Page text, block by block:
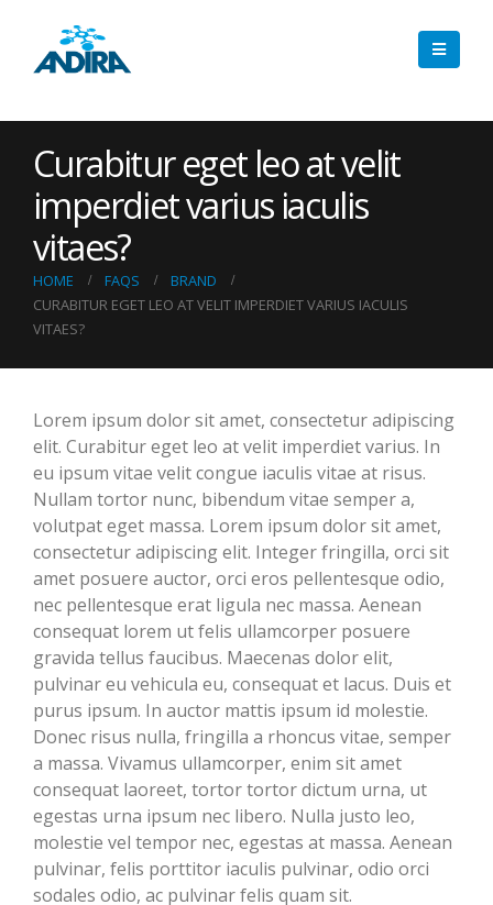
Curabitur eget leo at velit
imperdiet varius iaculis
vitaes?
HOME FAQS
BRAND
CURABITUR EGET LEO AT VELIT IMPERDIET VARIUS IACULIS
VITAES?
Lorem ipsum dolor sit amet, consectetur adipiscing
elit. Curabitur eget leo at velit imperdiet varius. In
eu ipsum vitae velit congue iaculis vitae at risus.
Nullam tortor nunc, bibendum vitae semper a,
volutpat eget massa. Lorem ipsum dolor sit amet,
consectetur adipiscing elit. Integer fringilla, orci sit
amet posuere auctor, orci eros pellentesque odio,
nec pellentesque erat ligula nec massa. Aenean
consequat lorem ut felis ullamcorper posuere
gravida tellus faucibus. Maecenas dolor elit,
pulvinar eu vehicula eu, consequat et lacus. Duis et
purus ipsum. In auctor mattis ipsum id molestie.
Donec risus nulla, fringilla a rhoncus vitae, semper
a massa. Vivamus ullamcorper, enim sit amet
consequat laoreet, tortor tortor dictum urna, ut
egestas urna ipsum nec libero. Nulla justo leo,
molestie vel tempor nec, egestas at massa. Aenean
pulvinar, felis porttitor iaculis pulvinar, odio orci
sodales odio, ac pulvinar felis quam sit.